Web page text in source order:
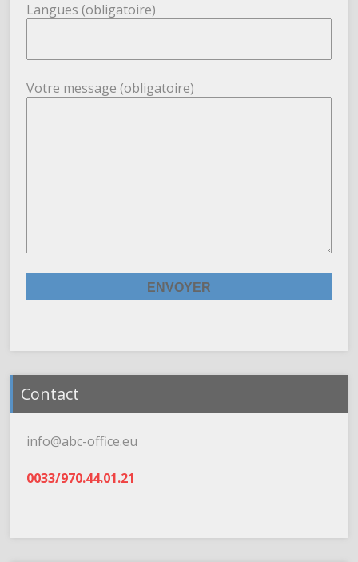
Langues (obligatoire)
Votre message (obligatoire)
Contact
info@abc-office.eu
0033/970.44.01.21